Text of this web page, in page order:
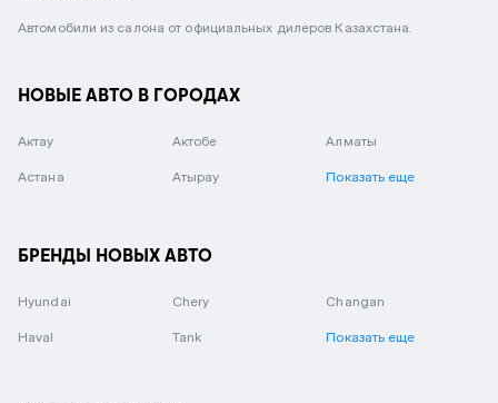
Автомобили из салона от официальных дилеров Казахстана.
НОВЫЕ АВТО В ГОРОДАХ
Актау Актобе Алматы
Астана Атырау Показать еще
БРЕНДЫ НОВЫХ АВТО
Hyundai Chery Changan
Haval Tank Показать еще